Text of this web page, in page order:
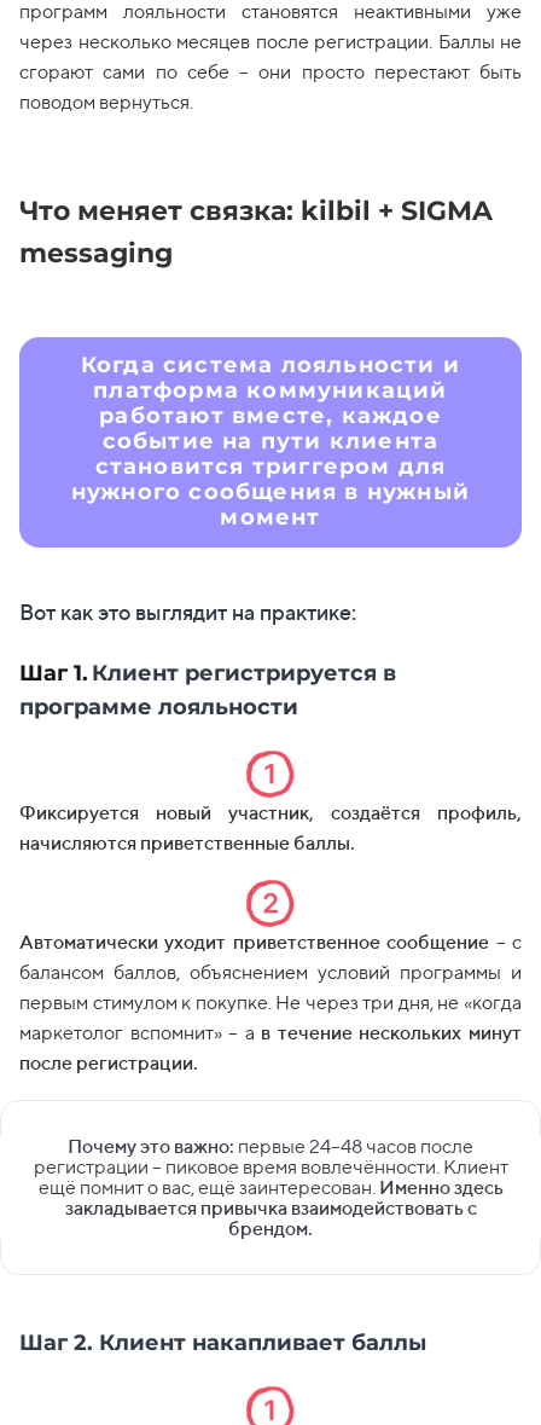
программ лояльности становятся неактивными уже
через несколько месяцев после регистрации. Баллы не
сгорают сами по себе – они просто перестают быть
поводом вернуться.
Что меняет связка: kilbil + SIGMA
messaging
Когда система лояльности и
платформа коммуникаций
работают вместе, каждое
событие на пути клиента
становится триггером для
нужного сообщения в нужный
момент
Вот как это выглядит на практике:
Шаг 1. Клиент регистрируется в
программе лояльности
Фиксируется новый участник, создаётся профиль,
начисляются приветственные баллы.
Автоматически уходит приветственное сообщение – с
балансом баллов, объяснением условий программы и
первым стимулом к покупке. Не через три дня, не «когда
маркетолог вспомнит» – а в течение нескольких минут
после регистрации.
Почему это важно: первые 24–48 часов после
регистрации – пиковое время вовлечённости. Клиент
ещё помнит о вас, ещё заинтересован. Именно здесь
закладывается привычка взаимодействовать с
брендом.
Шаг 2. Клиент накапливает баллы